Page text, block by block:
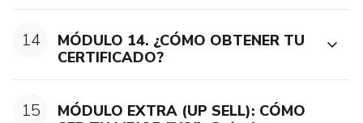
14
MÓDULO 14. ¿CÓMO OBTENER TU
CERTIFICADO?
15
MÓDULO EXTRA (UP SELL): CÓMO